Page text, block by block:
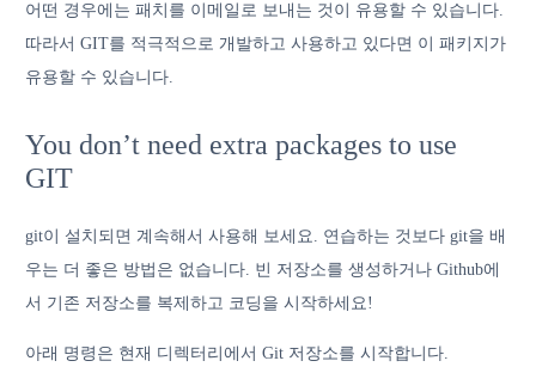
어떤 경우에는 패치를 이메일로 보내는 것이 유용할 수 있습니다.
따라서 GIT를 적극적으로 개발하고 사용하고 있다면 이 패키지가
유용할 수 있습니다.
You don’t need extra packages to use
GIT
git이 설치되면 계속해서 사용해 보세요. 연습하는 것보다 git을 배
우는 더 좋은 방법은 없습니다. 빈 저장소를 생성하거나 Github에
서 기존 저장소를 복제하고 코딩을 시작하세요!
아래 명령은 현재 디렉터리에서 Git 저장소를 시작합니다.